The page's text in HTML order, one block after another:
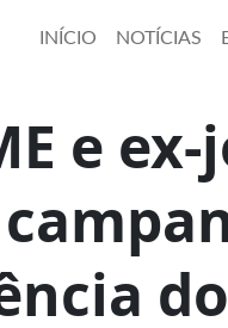
INÍCIO NOTÍCIAS
e